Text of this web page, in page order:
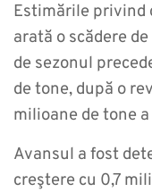
Estimările privind
arată o scădere
de sezonul
de tone, după o
milioane de tone
Avansul a fost
creştere cu 0,7